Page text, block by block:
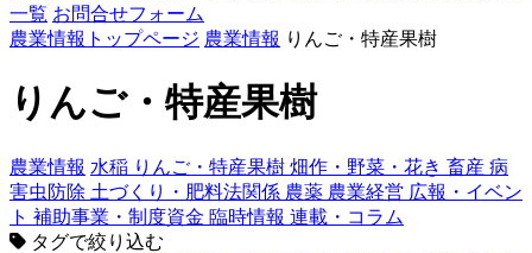
一覧 お問合せフォーム
農業情報トップページ 農業情報 りんご・特産果樹
りんご・特産果樹
農業情報 水稲 りんご・特産果樹 畑作・野菜・花き 畜産 病
害虫防除 土づくり・肥料法関係 農薬 農業経営 広報・イベン
ト 補助事業・制度資金 臨時情報 連載・コラム
タグで絞り込む